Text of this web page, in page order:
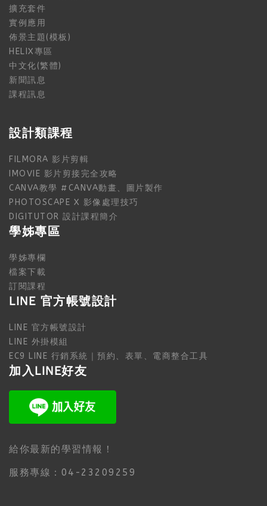
擴充套件
實例應用
佈景主題(模板)
HELIX專區
中文化(繁體)
新聞訊息
課程訊息
設計類課程
FILMORA 影片剪輯
IMOVIE 影片剪接完全攻略
CANVA教學 #CANVA動畫、圖片製作
PHOTOSCAPE X 影像處理技巧
DIGITUTOR 設計課程簡介
學姊專區
學姊專欄
檔案下載
訂閱課程
LINE 官方帳號設計
LINE 官方帳號設計
LINE 外掛模組
EC9 LINE 行銷系統｜預約、表單、電商整合工具
加入LINE好友
給你最新的學習情報！
服務專線：04-23209259